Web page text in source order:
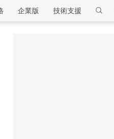
技術支援
企業版